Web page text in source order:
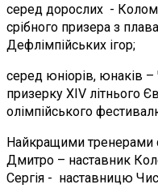
серед дорослих -
срібного призера з
Дефлімпійських ігор;
серед юніорів, юнаків
призерку XIV літнього
олімпійського
Найкращими тренерами
Дмитро – наставник
Сергія - наставницю